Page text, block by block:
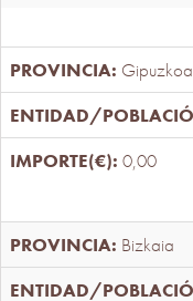
Gipuzkoa
0,00
Bizkaia